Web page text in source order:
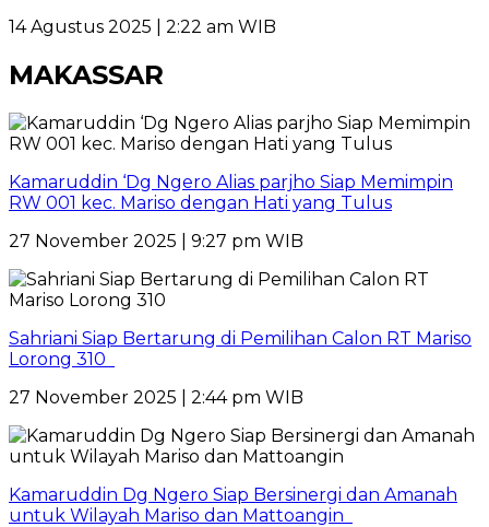
14 Agustus 2025 | 2:22 am WIB
MAKASSAR
Kamaruddin ‘Dg Ngero Alias parjho Siap Memimpin
RW 001 kec. Mariso dengan Hati yang Tulus
27 November 2025 | 9:27 pm WIB
Sahriani Siap Bertarung di Pemilihan Calon RT Mariso
Lorong 310
27 November 2025 | 2:44 pm WIB
Kamaruddin Dg Ngero Siap Bersinergi dan Amanah
untuk Wilayah Mariso dan Mattoangin